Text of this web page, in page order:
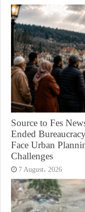
Source to Fes
Ended
Face Urban
Challenges
7 August، 2026